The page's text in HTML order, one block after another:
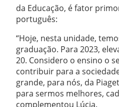
da Educação, é fator
português:
“Hoje, nesta unidade,
graduação. Para 2023,
20. Considero o ensino o
contribuir para a
grande, para nós, da
para sermos melhores,
complementou Lúcia.